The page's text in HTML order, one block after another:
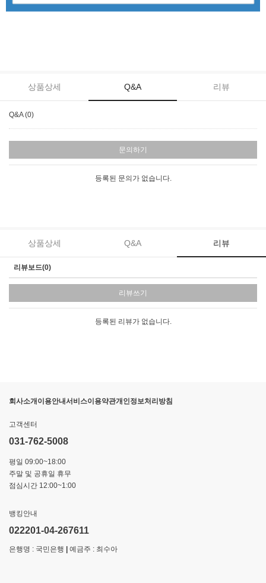
상품상세 Q&A 리뷰
Q&A (0)
문의하기
등록된 문의가 없습니다.
상품상세 Q&A 리뷰
리뷰보드(0)
리뷰쓰기
등록된 리뷰가 없습니다.
회사소개 이용안내서비스이용약관개인정보처리방침
고객센터
031-762-5008
평일 09:00~18:00
주말 및 공휴일 휴무
점심시간 12:00~1:00
뱅킹안내
022201-04-267611
은행명 : 국민은행 예금주 : 최수아